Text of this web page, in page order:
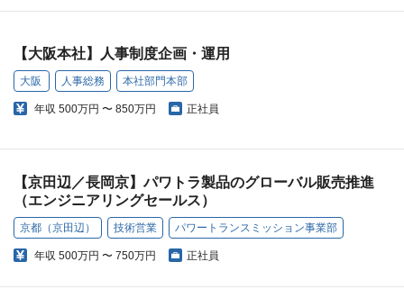
【大阪本社】人事制度企画・運用
大阪 人事総務 本社部門本部
年収 500万円 〜 850万円 正社員
【京田辺／長岡京】パワトラ製品のグローバル販売推進
（エンジニアリングセールス）
京都（京田辺） 技術営業 パワートランスミッション事業部
年収 500万円 〜 750万円 正社員